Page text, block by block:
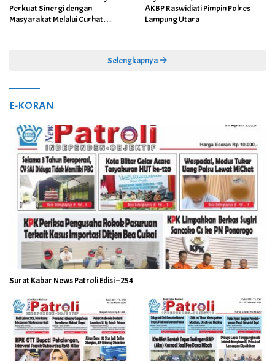
Perkuat Sinergi dengan
Masyarakat Melalui Curhat
AKBP Raswidiati Pimpin Polres
Lampung Utara
Selengkapnya
E-KORAN
Surat Kabar News Patroli Edisi – 254